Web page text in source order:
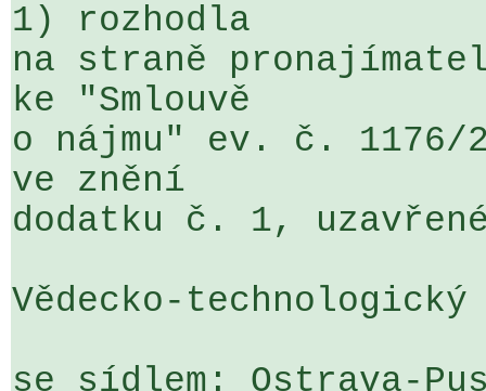
1) rozhodla
na straně
ke "Smlouvě
o nájmu" ev. č. 1176/
ve znění
dodatku č. 1,
Vědecko-
se sídlem: Ostrava-